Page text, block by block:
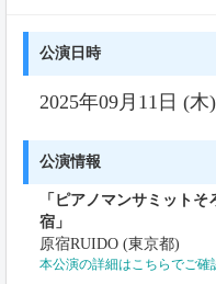
公演日時
2025年09月11日 (木)
公演情報
「ピアノマンサミット
宿」
原宿RUIDO (東京都)
本公演の詳細はこちらでご確